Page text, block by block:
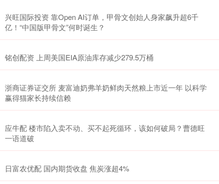
兴旺国际投资 靠Open AI订单，甲骨文创始人身家飙升超6千
亿！“中国版甲骨文”何时诞生？
铭创配资 上周美国EIA原油库存减少279.5万桶
浙商证券证交所 麦富迪奶弗羊奶鲜肉天然粮上市近一年 以科学
赢得猫家长持续信赖
应牛配 楼市陷入卖不动、买不起死循环，该如何破局？曹德旺
一语道破
日富农优配 国内期货收盘 焦炭涨超4%